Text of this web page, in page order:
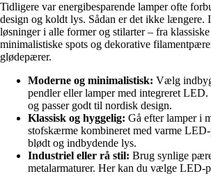
Tidligere var energibesparende lamper ofte
design og koldt lys. Sådan er det ikke længere.
løsninger i alle former og stilarter – fra
minimalistiske spots og dekorative
glødepærer.
Moderne og minimalistisk: Vælg
pendler eller lamper med integreret
og passer godt til nordisk design.
Klassisk og hyggelig: Gå efter lamper i
stofskærme kombineret med varme
blødt og indbydende lys.
Industriel eller rå stil: Brug synlige
metalarmaturer. Her kan du vælge LED-